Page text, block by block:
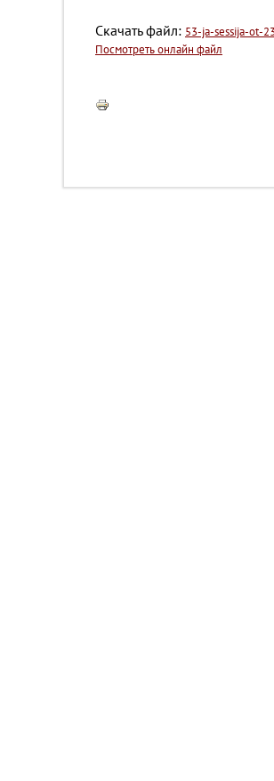
Скачать файл: 53-ja-sessija-ot-
Посмотреть онлайн файл